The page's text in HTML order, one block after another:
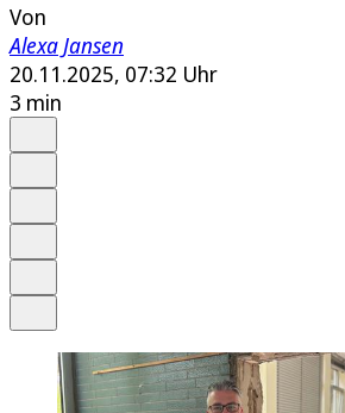
Von
Alexa Jansen
20.11.2025, 07:32 Uhr
3 min